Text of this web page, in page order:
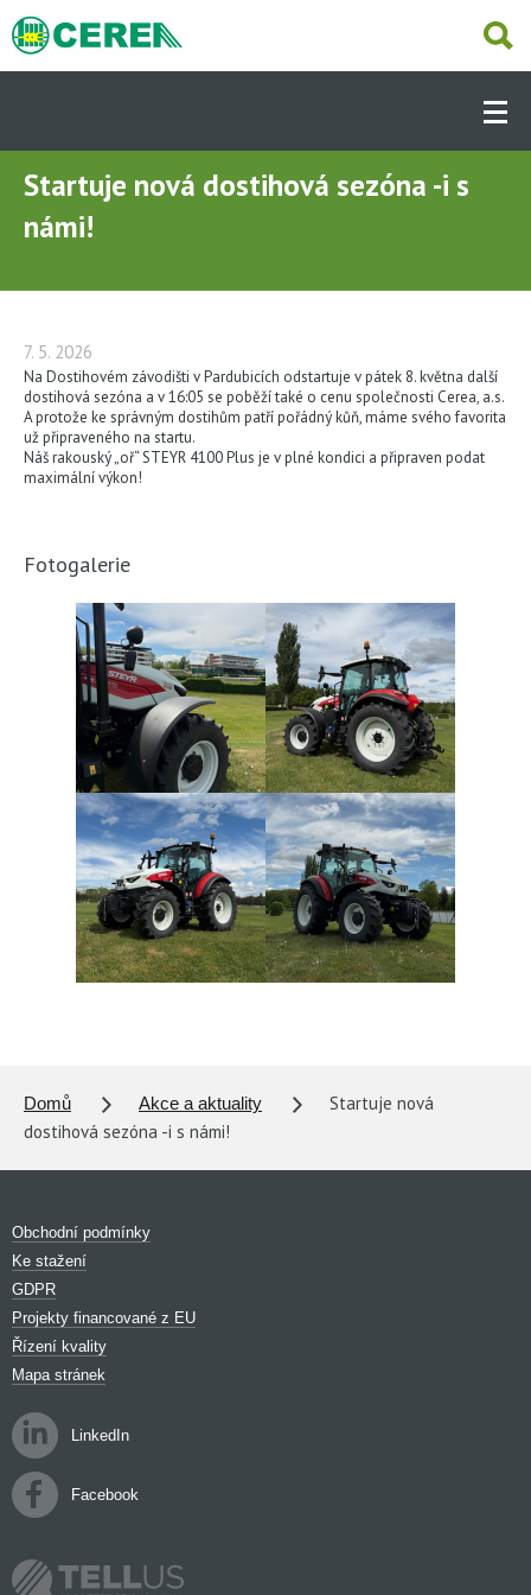
Přejít
hlavnímu
-
Dcery
(CS)
NABÍZÍME
OBCHODNÍ ČINNOST
SLUŽBY
KONTAKTY
Startuje nová dostihová sezóna -i s
námi!
7. 5. 2026
Na Dostihovém závodišti v Pardubicích odstartuje v pátek 8. května další
dostihová sezóna a v 16:05 se poběží také o cenu společnosti Cerea, a.s.
A protože ke správným dostihům patří pořádný kůň, máme svého favorita
už připraveného na startu.
Náš rakouský „oř“ STEYR 4100 Plus je v plné kondici a připraven podat
maximální výkon!
Fotogalerie
Domů Akce a aktuality
Startuje nová
dostihová sezóna -i s námi!
Obchodní podmínky
Ke stažení
GDPR
Projekty financované z EU
Řízení kvality
Mapa stránek
LinkedIn
Facebook